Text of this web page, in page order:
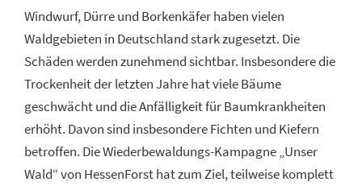
Windwurf, Dürre und Borkenkäfer haben vielen
Waldgebieten in Deutschland stark zugesetzt. Die
Schäden werden zunehmend sichtbar. Insbesondere die
Trockenheit der letzten Jahre hat viele Bäume
geschwächt und die Anfälligkeit für Baumkrankheiten
erhöht. Davon sind insbesondere Fichten und Kiefern
betroffen. Die Wiederbewaldungs-Kampagne „Unser
Wald“ von HessenForst hat zum Ziel, teilweise komplett